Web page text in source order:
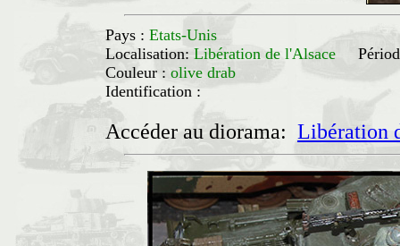
Pays : Etats-Unis
Localisation: Libération de l'Alsace
Couleur : olive drab
Identification :
Accéder au diorama: Libération